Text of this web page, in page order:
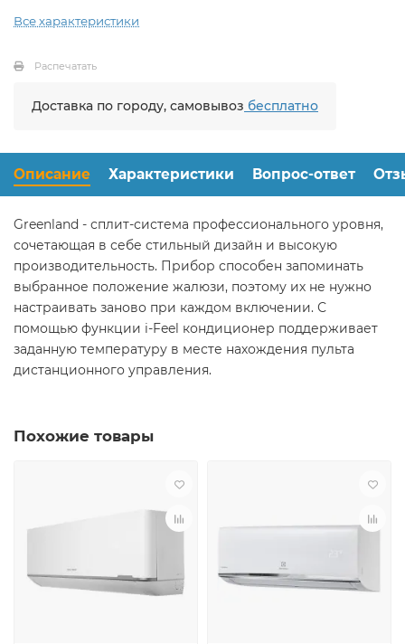
Все характеристики
Распечатать
Доставка по городу, самовывоз бесплатно
Описание Характеристики Вопрос-ответ
Greenland - сплит-система профессионального уровня,
сочетающая в себе стильный дизайн и высокую
производительность. Прибор способен запоминать
выбранное положение жалюзи, поэтому их не нужно
настраивать заново при каждом включении. С
помощью функции i-Feel кондиционер поддерживает
заданную температуру в месте нахождения пульта
дистанционного управления.
Похожие товары